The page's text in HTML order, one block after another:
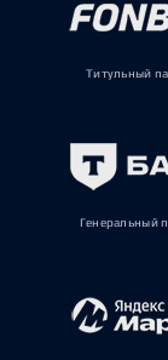
Титульный
Генеральный